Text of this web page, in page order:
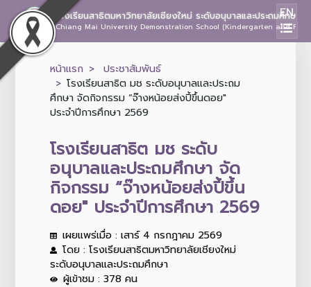
โรงเรียนสาธิตมหาวิทยาลัยเชียงใหม่ ระดับอนุบาลและประถมศึกษา
Chiang Mai University Demonstration School (Kindergarten and
EN
หน้าแรก
ประชาสัมพันธ์
โรงเรียนสาธิต มช ระดับอนุบาลและประถม
ศึกษา จัดกิจกรรม “จ๊างหน้อยส่งปี้ขึ้นดอย"
ประจำปีการศึกษา 2569
โรงเรียนสาธิต มช ระดับ
อนุบาลและประถมศึกษา จัด
กิจกรรม “จ๊างหน้อยส่งปี้ขึ้น
ดอย" ประจำปีการศึกษา 2569
เผยแพร่เมื่อ : เสาร์ 4 กรกฎาคม 2569
โดย : โรงเรียนสาธิตมหาวิทยาลัยเชียงใหม่
ระดับอนุบาลและประถมศึกษา
ผู้เข้าชม : 378 คน